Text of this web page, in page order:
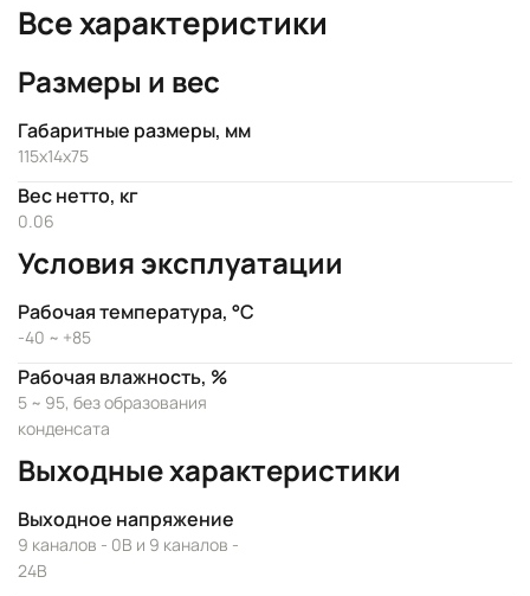
Все характеристики
Размеры и вес
Габаритные размеры, мм
115x14x75
Вес нетто, кг
0.06
Условия эксплуатации
Рабочая температура, °C
-40 ~ +85
Рабочая влажность, %
5 ~ 95, без образования
конденсата
Выходные характеристики
Выходное напряжение
9 каналов - 0В и 9 каналов -
24В